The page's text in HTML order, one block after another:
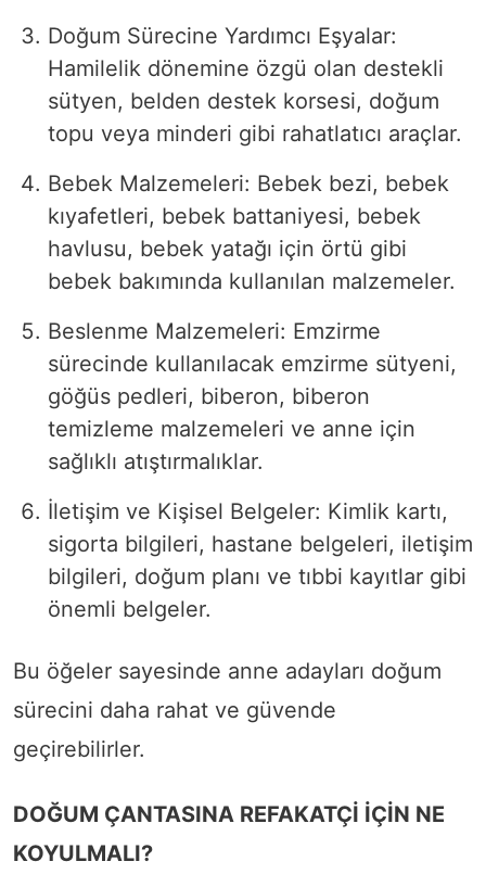
Doğum Sürecine Yardımcı Eşyalar:
Hamilelik dönemine özgü olan destekli
sütyen, belden destek korsesi, doğum
topu veya minderi gibi rahatlatıcı araçlar.
Bebek Malzemeleri: Bebek bezi, bebek
kıyafetleri, bebek battaniyesi, bebek
havlusu, bebek yatağı için örtü gibi
bebek bakımında kullanılan malzemeler.
Beslenme Malzemeleri: Emzirme
sürecinde kullanılacak emzirme sütyeni,
göğüs pedleri, biberon, biberon
temizleme malzemeleri ve anne için
sağlıklı atıştırmalıklar.
İletişim ve Kişisel Belgeler: Kimlik kartı,
sigorta bilgileri, hastane belgeleri, iletişim
bilgileri, doğum planı ve tıbbi kayıtlar gibi
önemli belgeler.
Bu öğeler sayesinde anne adayları doğum
sürecini daha rahat ve güvende
geçirebilirler.
DOĞUM ÇANTASINA REFAKATÇİ İÇİN NE
KOYULMALI?